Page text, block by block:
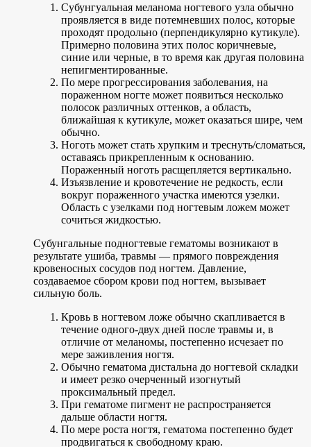
Субунгуальная меланома ногтевого узла обычно
проявляется в виде потемневших полос, которые
проходят продольно (перпендикулярно кутикуле).
Примерно половина этих полос коричневые,
синие или черные, в то время как другая половина
непигментированные.
По мере прогрессирования заболевания, на
пораженном ногте может появиться несколько
полосок различных оттенков, а область,
ближайшая к кутикуле, может оказаться шире, чем
обычно.
Ноготь может стать хрупким и треснуть/сломаться,
оставаясь прикрепленным к основанию.
Пораженный ноготь расщепляется вертикально.
Изъязвление и кровотечение не редкость, если
вокруг пораженного участка имеются узелки.
Область с узелками под ногтевым ложем может
сочиться жидкостью.
Субунгальные подногтевые гематомы возникают в
результате ушиба, травмы — прямого повреждения
кровеносных сосудов под ногтем. Давление,
создаваемое сбором крови под ногтем, вызывает
сильную боль.
Кровь в ногтевом ложе обычно скапливается в
течение одного-двух дней после травмы и, в
отличие от меланомы, постепенно исчезает по
мере заживления ногтя.
Обычно гематома дистальна до ногтевой складки
и имеет резко очерченный изогнутый
проксимальный предел.
При гематоме пигмент не распространяется
дальше области ногтя.
По мере роста ногтя, гематома постепенно будет
продвигаться к свободному краю.